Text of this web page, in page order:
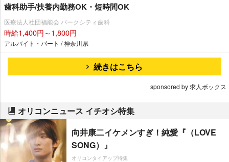
歯科助手/扶養内勤務OK・短時間OK
医療法人社団福能会 パークシティ歯科
時給1,400円～1,800円
アルバイト・パート / 神奈川県
続きはこちら
sponsored by 求人ボックス
オリコンニュース イチオシ特集
向井康二イケメンすぎ！純愛『（LOVE
SONG）』
オリコンタイアップ特集